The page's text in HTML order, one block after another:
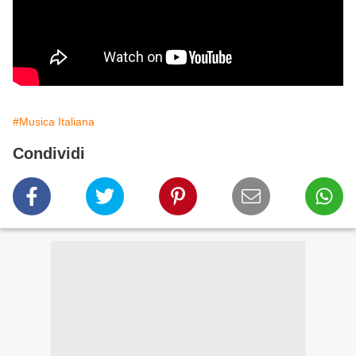
#Musica Italiana
Condividi